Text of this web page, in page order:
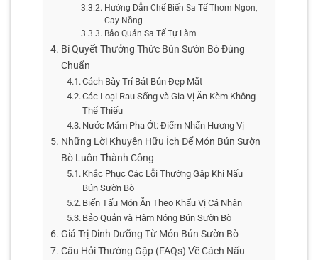
Hướng Dẫn Chế Biến Sa Tế Thơm Ngon,
Cay Nồng
Bảo Quản Sa Tế Tự Làm
Bí Quyết Thưởng Thức Bún Sườn Bò Đúng
Chuẩn
Cách Bày Trí Bát Bún Đẹp Mắt
Các Loại Rau Sống và Gia Vị Ăn Kèm Không
Thể Thiếu
Nước Mắm Pha Ớt: Điểm Nhấn Hương Vị
Những Lời Khuyên Hữu Ích Để Món Bún Sườn
Bò Luôn Thành Công
Khắc Phục Các Lỗi Thường Gặp Khi Nấu
Bún Sườn Bò
Biến Tấu Món Ăn Theo Khẩu Vị Cá Nhân
Bảo Quản và Hâm Nóng Bún Sườn Bò
Giá Trị Dinh Dưỡng Từ Món Bún Sườn Bò
Câu Hỏi Thường Gặp (FAQs) Về Cách Nấu